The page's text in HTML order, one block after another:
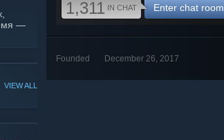
—
VIEW ALL
1,311 IN CHAT Enter chat room
Founded December 26, 2017